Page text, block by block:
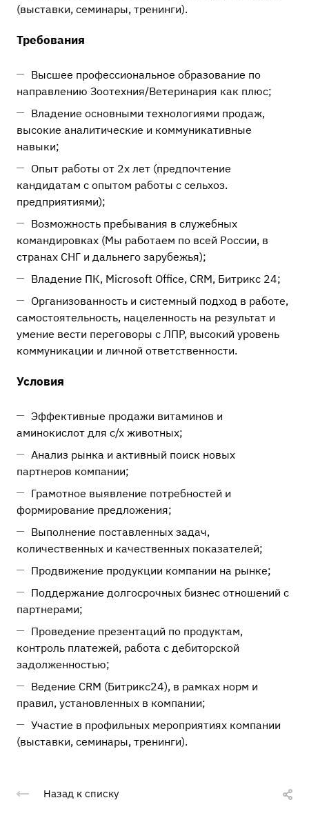
(выставки, семинары, тренинги).
Требования
Высшее профессиональное образование по
направлению Зоотехния/Ветеринария как плюс;
Владение основными технологиями продаж,
высокие аналитические и коммуникативные
навыки;
Опыт работы от 2х лет (предпочтение
кандидатам с опытом работы с сельхоз.
предприятиями);
Возможность пребывания в служебных
командировках (Мы работаем по всей России, в
странах СНГ и дальнего зарубежья);
Владение ПК, Microsoft Office, CRM, Битрикс 24;
Организованность и системный подход в работе,
самостоятельность, нацеленность на результат и
умение вести переговоры с ЛПР, высокий уровень
коммуникации и личной ответственности.
Условия
Эффективные продажи витаминов и
аминокислот для с/х животных;
Анализ рынка и активный поиск новых
партнеров компании;
Грамотное выявление потребностей и
формирование предложения;
Выполнение поставленных задач,
количественных и качественных показателей;
Продвижение продукции компании на рынке;
Поддержание долгосрочных бизнес отношений с
партнерами;
Проведение презентаций по продуктам,
контроль платежей, работа с дебиторской
задолженностью;
Ведение CRM (Битрикс24), в рамках норм и
правил, установленных в компании;
Участие в профильных мероприятиях компании
(выставки, семинары, тренинги).
Назад к списку